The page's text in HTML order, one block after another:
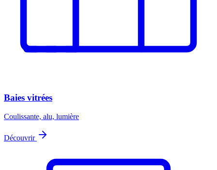
Baies vitrées
Coulissante, alu, lumière
Découvrir